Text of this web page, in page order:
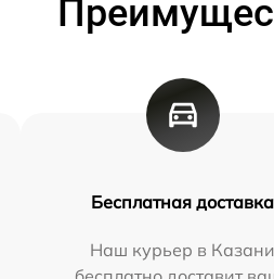
Бесплатная доставка
Наш курьер в Казани